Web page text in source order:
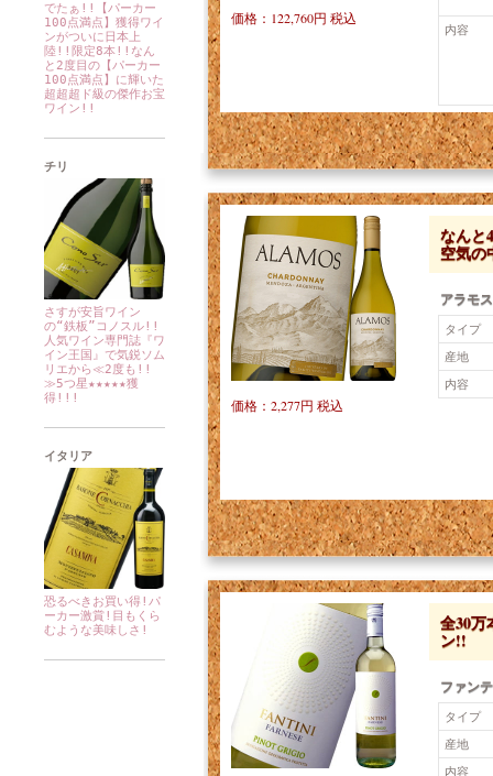
でたぁ!!【パーカー
100点満点】獲得ワイ
ンがついに日本上
陸!!限定8本!!なん
と2度目の【パーカー
100点満点】に輝いた
超超超ド級の傑作お宝
ワイン!!
チリ
さすが安旨ワイン
の“鉄板”コノスル!!
人気ワイン専門誌『ワ
イン王国』で気鋭ソム
リエから≪2度も!!
≫5つ星★★★★★獲
得!!!
イタリア
恐るべきお買い得!パ
ーカー激賞!目もくら
むような美味しさ!
内容
価格：122,760円 税込
なんと
空気の
アラモ
タイプ
産地
内容
価格：2,277円 税込
全30万
ン!!
ファン
タイプ
産地
内容